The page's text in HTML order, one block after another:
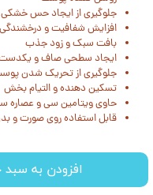
جلوگیری از ایجاد حس
افزایش شفافیت و درخشندگی
بافت سبک و زود جذب
ایجاد سطحی صاف و
جلوگیری از تحریک شدن
تسکین دهنده و التیام بخش
حاوی ویتامین سی و عصاره
قابل استفاده روی صورت و
افزودن به سبد